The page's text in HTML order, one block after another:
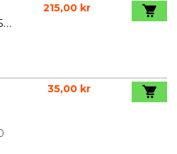
215,00 kr
35,00 kr